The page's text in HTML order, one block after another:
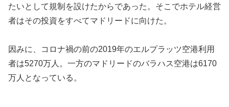
たいとして規制を設けたからであった。そこでホテル経営
者はその投資をすべてマドリードに向けた。
因みに、コロナ禍の前の2019年のエルプラッツ空港利用
者は5270万人。一方のマドリードのバラハス空港は6170
万人となっている。